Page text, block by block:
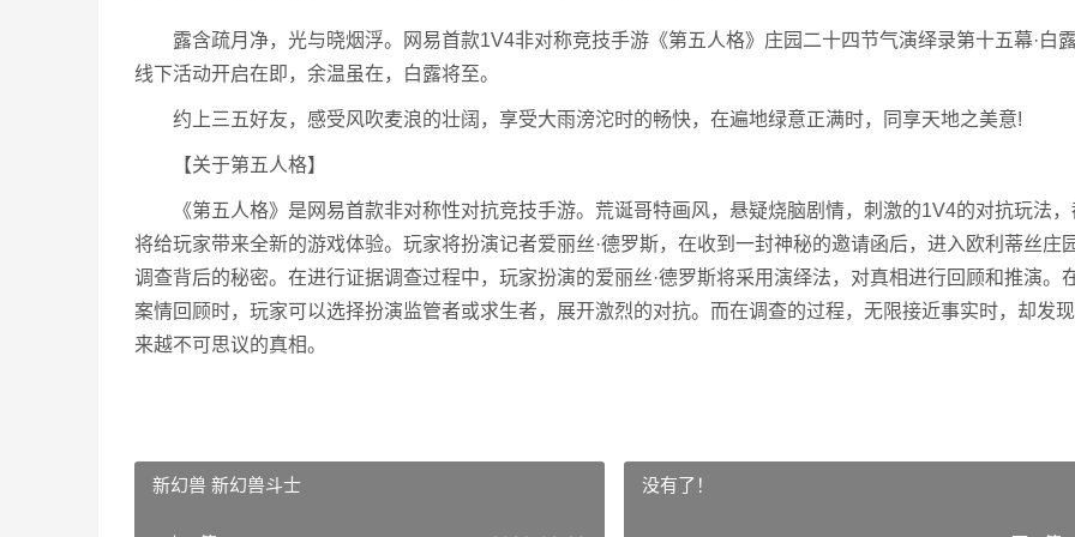
露含疏月净，光与晓烟浮。网易首款1V4非对称竞技手游《第五人格》庄园二十四节气演绎录第十五幕·白
线下活动开启在即，余温虽在，白露将至。
约上三五好友，感受风吹麦浪的壮阔，享受大雨滂沱时的畅快，在遍地绿意正满时，同享天地之美意!
【关于第五人格】
《第五人格》是网易首款非对称性对抗竞技手游。荒诞哥特画风，悬疑烧脑剧情，刺激的1V4的对抗玩法，
将给玩家带来全新的游戏体验。玩家将扮演记者爱丽丝·德罗斯，在收到一封神秘的邀请函后，进入欧利蒂丝庄
调查背后的秘密。在进行证据调查过程中，玩家扮演的爱丽丝·德罗斯将采用演绎法，对真相进行回顾和推演。
案情回顾时，玩家可以选择扮演监管者或求生者，展开激烈的对抗。而在调查的过程，无限接近事实时，却发
来越不可思议的真相。
新幻兽 新幻兽斗士 没有了！